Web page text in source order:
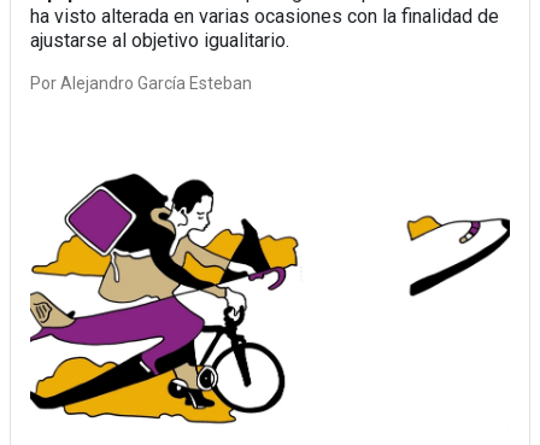
ha visto alterada en varias ocasiones con la finalidad de
ajustarse al objetivo igualitario.
PorAlejandro García Esteban